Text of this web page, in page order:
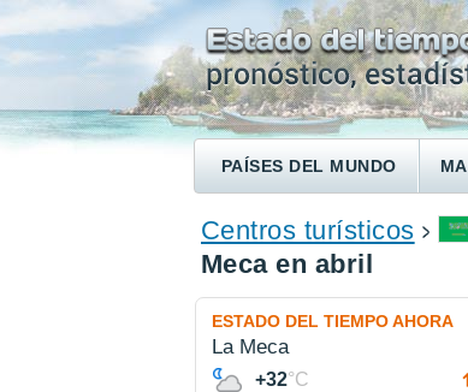
PAÍSES DEL MUNDO
ENCONTRAR UN HOTEL
Centros turísticos
Meca en abril
ESTADO DEL TIEMPO AHORA
La Meca
+32°C